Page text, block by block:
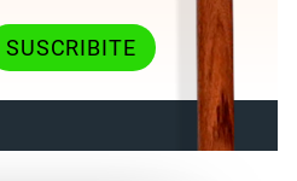
SUSCRIBITE